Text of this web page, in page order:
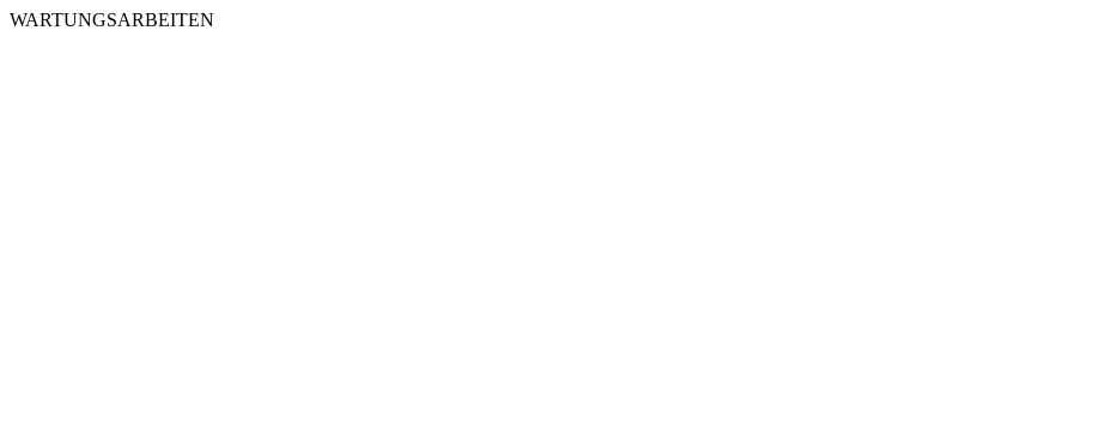
WARTUNGSARBEITEN